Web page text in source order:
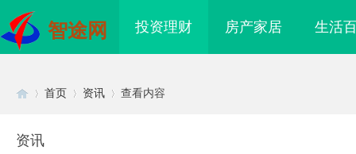
智途网 投资理财 房产家居 生活
首页 资讯 查看内容
资讯